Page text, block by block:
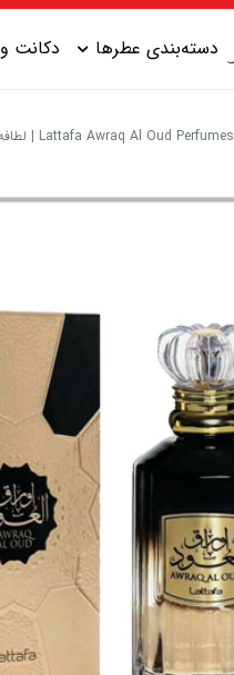
دسته‌بندی عطرها
عطر مردانه تلخ
دکانت
Lattafa Awraq Al Oud Perfumes | لطافه اوراق ال عود